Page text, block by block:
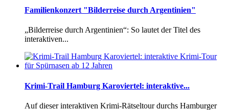
Familienkonzert "Bilderreise durch Argentinien"
„Bilderreise durch Argentinien“: So lautet der Titel des
interaktiven...
Krimi-Trail Hamburg Karoviertel: interaktive...
Auf dieser interaktiven Krimi-Rätseltour durchs Hamburger